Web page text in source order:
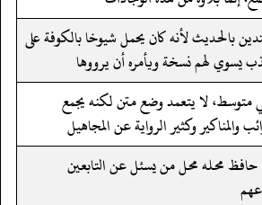
بالحديث لأنه كان يحمل شيوخا بالكوفة على
يسوي لهم نسخة ويأمره أن يرووها
متوسط، لا يتعمد وضع متن لكنه يجمع
والمناكير وكثير الرواية عن المجاهيل
حافظ محله محل من يسئل عن التابعين